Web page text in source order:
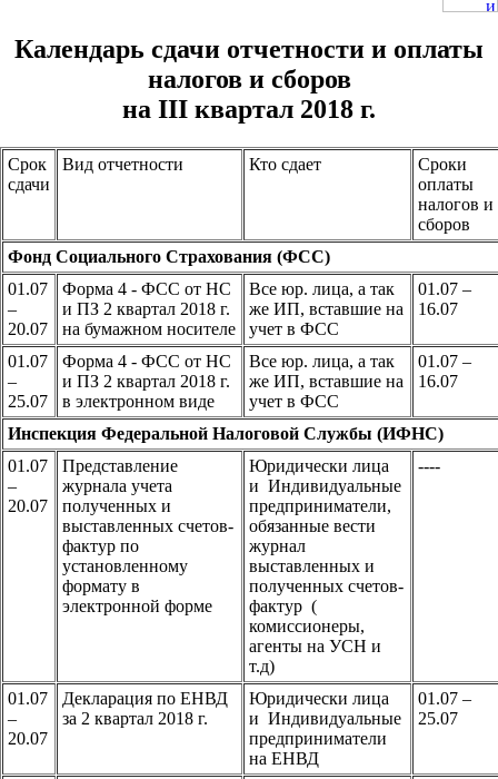
Календарь сдачи отчетности и оплаты
налогов и сборов
на III квартал 2018 г.
Срок
сдачи
Вид отчетности Кто сдает
Сроки
оплаты
налогов и
сборов
Фонд Социального Страхования (ФСС)
01.07
–
20.07
Форма 4 - ФСС от НС
и ПЗ 2 квартал 2018 г.
на бумажном носителе
Все юр. лица, а так
же ИП, вставшие на
учет в ФСС
01.07 –
16.07
01.07
–
25.07
Форма 4 - ФСС от НС
и ПЗ 2 квартал 2018 г.
в электронном виде
Все юр. лица, а так
же ИП, вставшие на
учет в ФСС
01.07 –
16.07
Инспекция Федеральной Налоговой Службы (ИФНС)
01.07
–
20.07
Представление
журнала учета
полученных и
выставленных счетов-
фактур по
установленному
формату в
электронной форме
Юридически лица
и Индивидуальные
предприниматели,
обязанные вести
журнал
выставленных и
полученных счетов-
фактур (
комиссионеры,
агенты на УСН и
т.д)
----
01.07
–
20.07
Декларация по ЕНВД
за 2 квартал 2018 г.
Юридически лица
и Индивидуальные
предприниматели
на ЕНВД
01.07 –
25.07